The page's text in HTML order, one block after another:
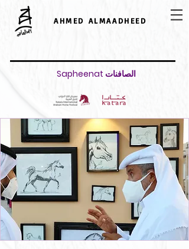
AHMED ALMAADHEED
Sapheenat الصافنات